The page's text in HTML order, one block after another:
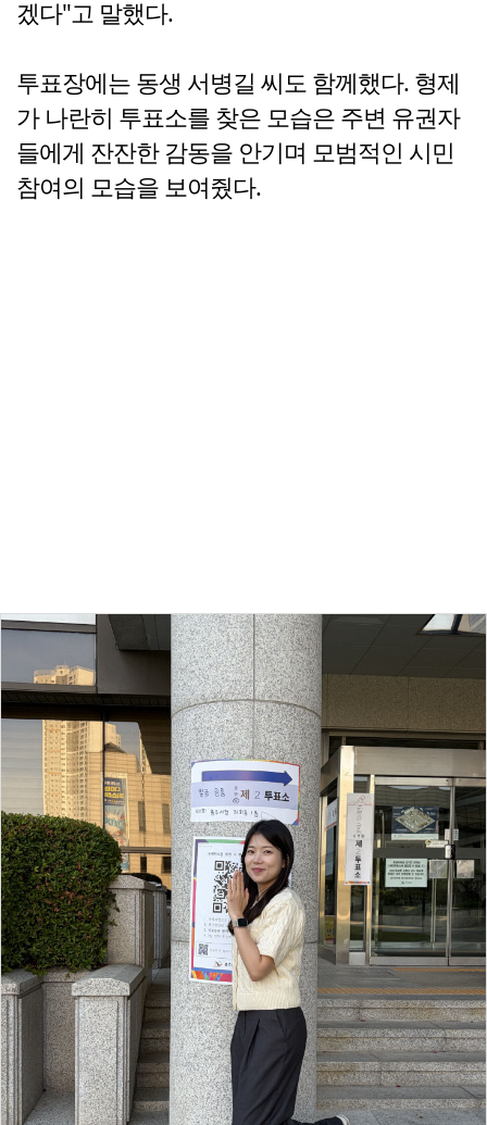
겠다"고 말했다.
투표장에는 동생 서병길 씨도 함께했다. 형제
가 나란히 투표소를 찾은 모습은 주변 유권자
들에게 잔잔한 감동을 안기며 모범적인 시민
참여의 모습을 보여줬다.